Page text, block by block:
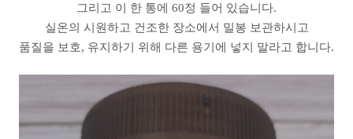
그리고 이 한 통에 60정 들어 있습니다.
실온의 시원하고 건조한 장소에서 밀봉 보관하시고
품질을 보호, 유지하기 위해 다른 용기에 넣지 말라고 합니다.